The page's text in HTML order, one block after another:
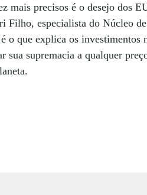
mais precisos é o desejo dos
Filho, especialista do Núcleo
o que explica os investimentos
sua supremacia a qualquer